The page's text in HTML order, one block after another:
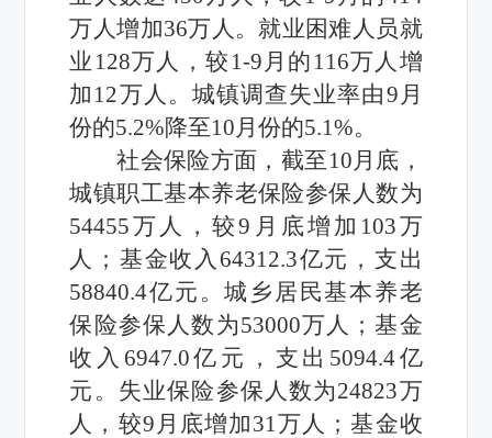
万人增加36万人。就业困难人员就
业128万人，较1-9月的116万人增
加12万人。城镇调查失业率由9月
份的5.2%降至10月份的5.1%。
社会保险方面，截至10月底，
城镇职工基本养老保险参保人数为
54455万人，较9月底增加103万
人；基金收入64312.3亿元，支出
58840.4亿元。城乡居民基本养老
保险参保人数为53000万人；基金
收入6947.0亿元，支出5094.4亿
元。失业保险参保人数为24823万
人，较9月底增加31万人；基金收